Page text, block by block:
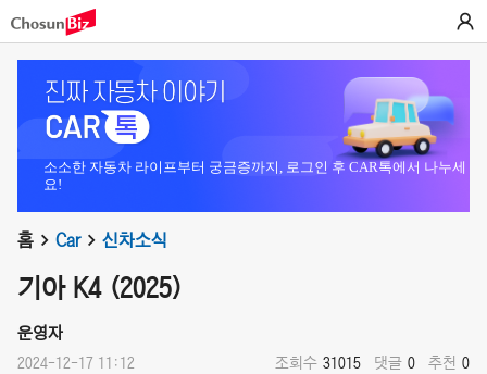
소소한 자동차 라이프부터 궁금증까지, 로그인 후 CAR톡에서 나누세
요!
홈 Car 신차소식
기아 K4 (2025)
운영자
2024-12-17 11:12 조회수 31015 댓글 0 추천 0